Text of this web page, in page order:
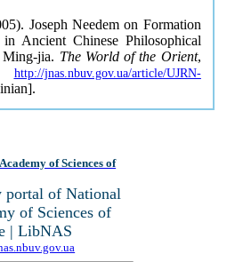
Joseph Needem on Formation
Ancient Chinese Philosophical
jia. The World of the Orient,
http://jnas.nbuv.gov.ua/article/UJRN-
of Sciences of
portal of National
of Sciences of
| LibNAS